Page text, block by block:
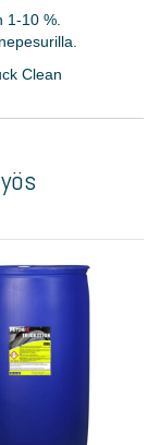
1-10 %.
Clean